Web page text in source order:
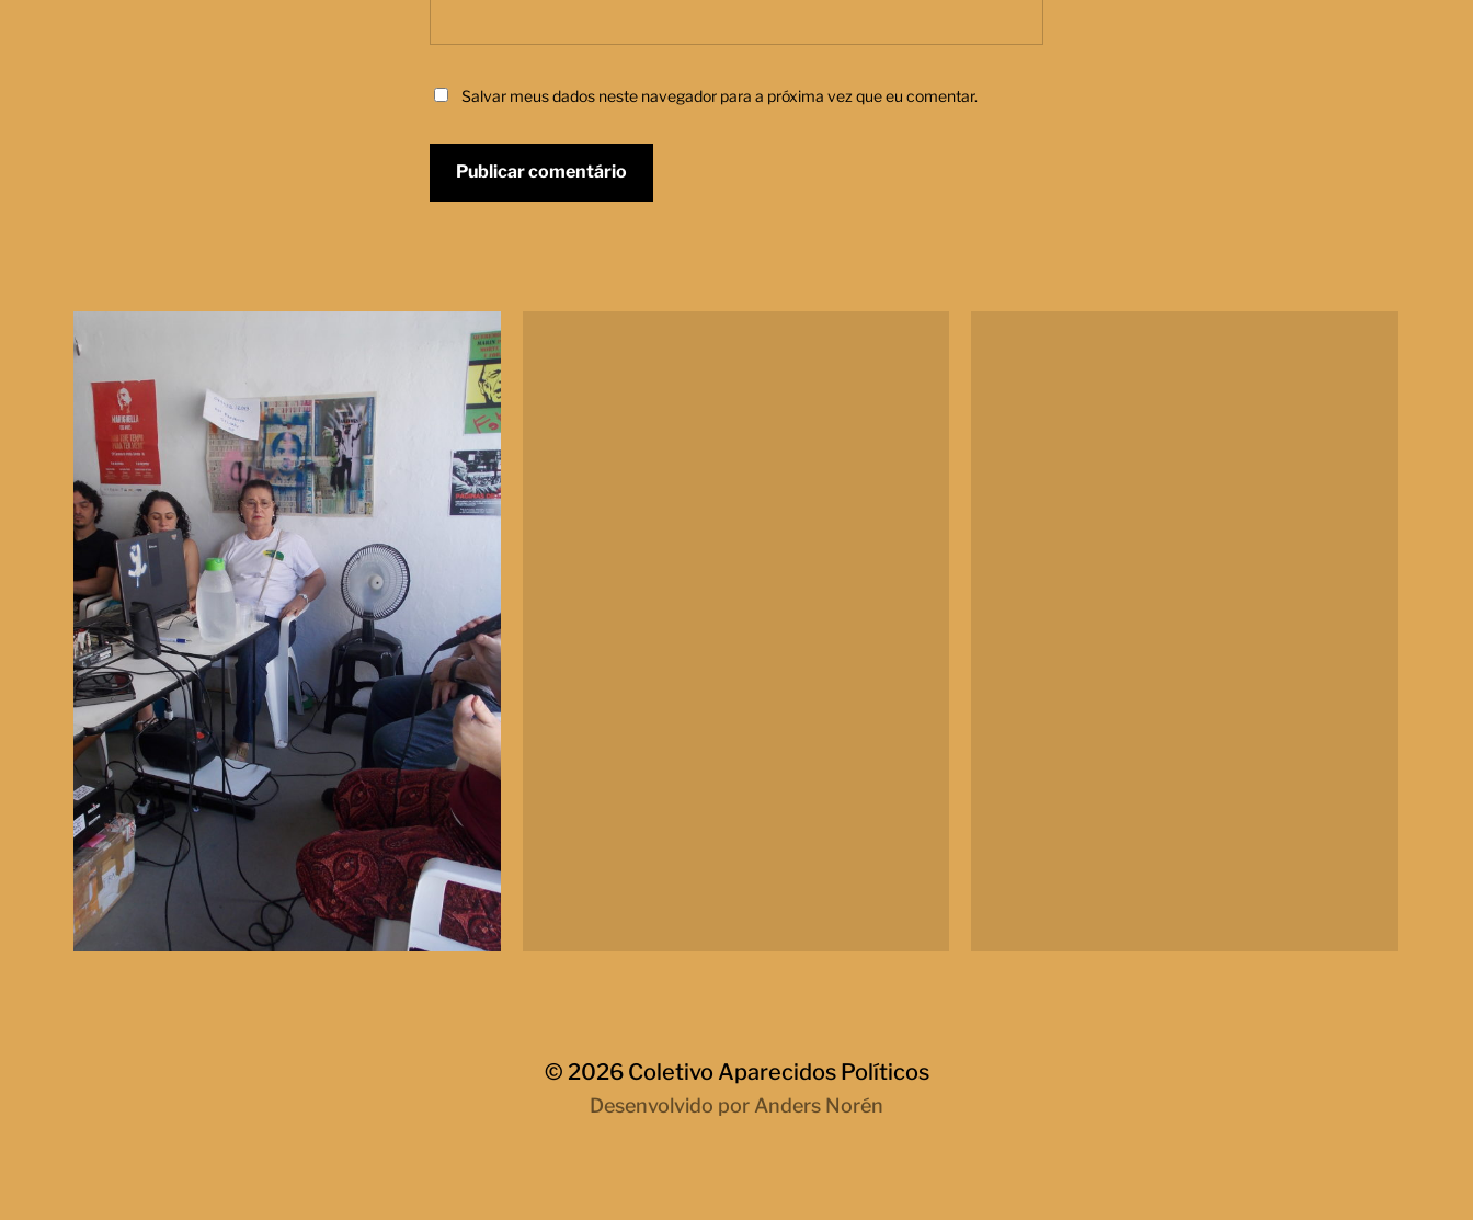
Salvar meus dados neste navegador para a próxima vez que eu comentar.
© 2026 Coletivo Aparecidos Políticos
Desenvolvido por Anders Norén